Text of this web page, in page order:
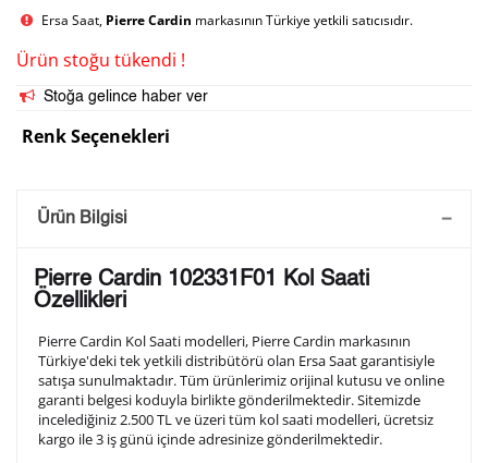
Ersa Saat, Pierre Cardin markasının Türkiye yetkili satıcısıdır.
Ürün stoğu tükendi !
Stoğa gelince haber ver
Renk Seçenekleri
Saatini Kişiselleştir
arka kapağına gravür tekniği ile formda belirtmiş
olduğunuz şekilde işlenecektir.
1. Satır
10/ 10
2. Satır
Ürün Bilgisi
Pierre Cardin 102331F01 Kol Saati
Özellikleri
Pierre Cardin Kol Saati modelleri, Pierre Cardin markasının
Türkiye'deki tek yetkili distribütörü olan Ersa Saat garantisiyle
satışa sunulmaktadır. Tüm ürünlerimiz orijinal kutusu ve online
garanti belgesi koduyla birlikte gönderilmektedir. Sitemizde
incelediğiniz 2.500 TL ve üzeri tüm kol saati modelleri, ücretsiz
kargo ile 3 iş günü içinde adresinize gönderilmektedir.